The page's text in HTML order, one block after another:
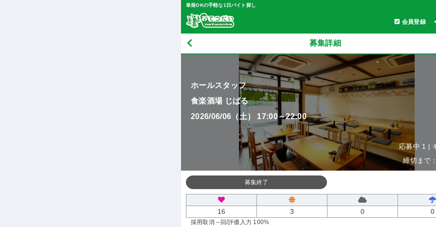
単発OKの手軽な1日バイト探し
会員登録
募集詳細
ホールスタッフ
食楽酒場 じばる
2026/06/06（土） 17:00～22:00
応募中 1 |
締切まで
募集終了
16 3 0 0
採用取消 --回/評価入力 100%